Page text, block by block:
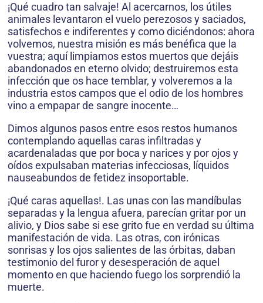
¡Qué cuadro tan salvaje! Al acercarnos, los útiles
animales levantaron el vuelo perezosos y saciados,
satisfechos e indiferentes y como diciéndonos: ahora
volvemos, nuestra misión es más benéfica que la
vuestra; aquí limpiamos estos muertos que dejáis
abandonados en eterno olvido; destruiremos esta
infección que os hace temblar, y volveremos a la
industria estos campos que el odio de los hombres
vino a empapar de sangre inocente…
Dimos algunos pasos entre esos restos humanos
contemplando aquellas caras infiltradas y
acardenaladas que por boca y narices y por ojos y
oídos expulsaban materias infecciosas, líquidos
nauseabundos de fetidez insoportable.
¡Qué caras aquellas!. Las unas con las mandíbulas
separadas y la lengua afuera, parecían gritar por un
alivio, y Dios sabe si ese grito fue en verdad su última
manifestación de vida. Las otras, con irónicas
sonrisas y los ojos salientes de las órbitas, daban
testimonio del furor y desesperación de aquel
momento en que haciendo fuego los sorprendió la
muerte.